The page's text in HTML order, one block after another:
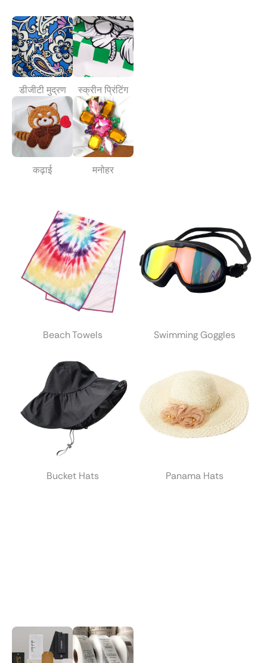
डीजीटी मुद्रण स्क्रीन प्रिंटिंग
कढ़ाई मनोहर
Beach Towels Swimming Goggles
Bucket Hats Panama Hats